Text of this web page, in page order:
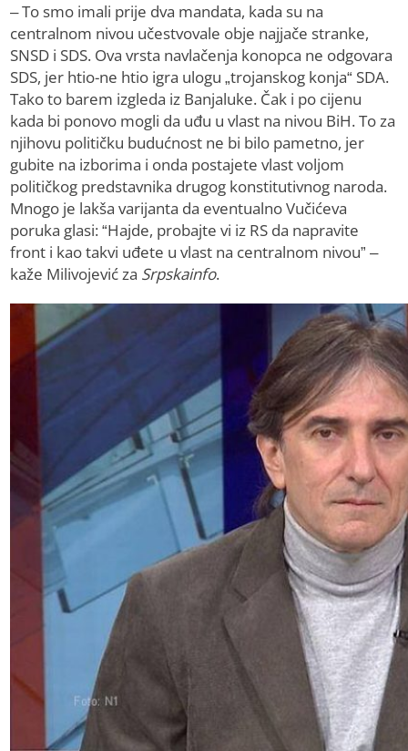
– To smo imali prije dva mandata, kada su na
centralnom nivou učestvovale obje najjače stranke,
SNSD i SDS. Ova vrsta navlačenja konopca ne odgovara
SDS, jer htio-ne htio igra ulogu „trojanskog konja“ SDA.
Tako to barem izgleda iz Banjaluke. Čak i po cijenu
kada bi ponovo mogli da uđu u vlast na nivou BiH. To za
njihovu političku budućnost ne bi bilo pametno, jer
gubite na izborima i onda postajete vlast voljom
političkog predstavnika drugog konstitutivnog naroda.
Mnogo je lakša varijanta da eventualno Vučićeva
poruka glasi: “Hajde, probajte vi iz RS da napravite
front i kao takvi uđete u vlast na centralnom nivou” –
kaže Milivojević za Srpskainfo.